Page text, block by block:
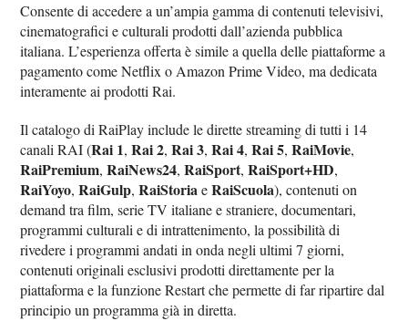
Consente di accedere a un’ampia gamma di contenuti televisivi,
cinematografici e culturali prodotti dall’azienda pubblica
italiana. L’esperienza offerta è simile a quella delle piattaforme a
pagamento come Netflix o Amazon Prime Video, ma dedicata
interamente ai prodotti Rai.
Il catalogo di RaiPlay include le dirette streaming di tutti i 14
canali RAI (Rai 1,Rai 2,Rai 3,Rai 4,Rai 5,RaiMovie,
RaiPremium,RaiNews24,RaiSport,RaiSport+HD,
RaiYoyo,RaiGulp,RaiStoriaeRaiScuola), contenuti on
demand tra film, serie TV italiane e straniere, documentari,
programmi culturali e di intrattenimento, la possibilità di
rivedere i programmi andati in onda negli ultimi 7 giorni,
contenuti originali esclusivi prodotti direttamente per la
piattaforma e la funzione Restart che permette di far ripartire dal
principio un programma già in diretta.